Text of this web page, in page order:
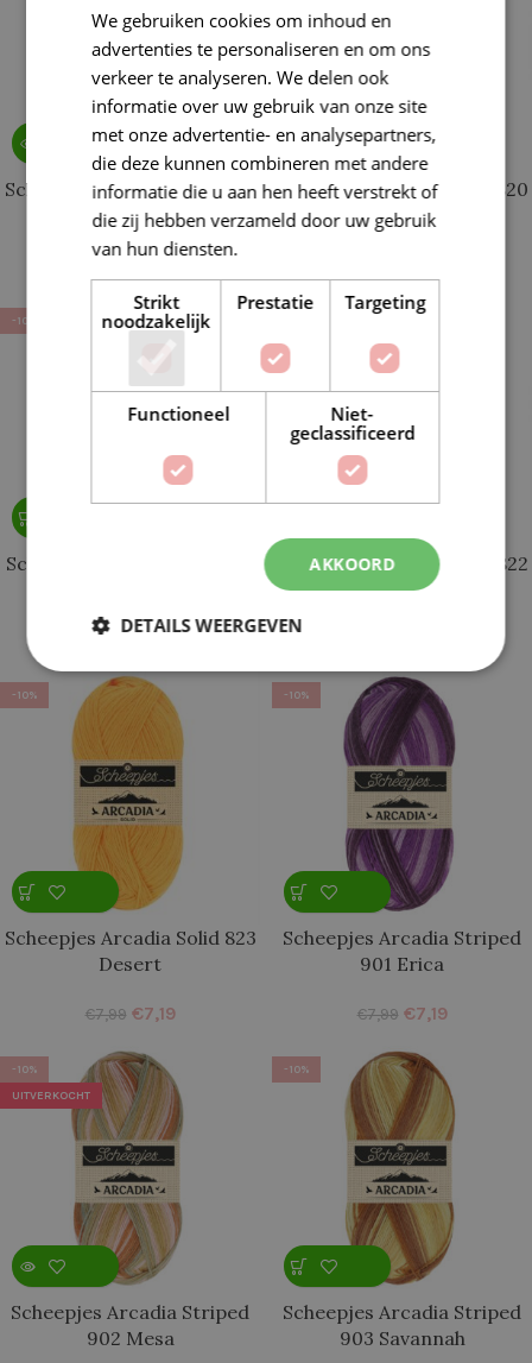
Scheepjes Arcadia Solid 819
Glacial Lake
Scheepjes Arcadia Solid 820
Blueberry
-10%
Scheepjes Arcadia Solid 821
7,99 €7,19
Scheepjes Arcadia Solid 822
Sunflower
-10%
Scheepjes Arcadia Solid 823
Desert
€7,99 €7,19
-10%
Scheepjes Arcadia Striped
901 Erica
€7,99 €7,19
-10%
UITVERKOCHT
Scheepjes Arcadia Striped
902 Mesa
-10%
Scheepjes Arcadia Striped
903 Savannah
We gebruiken cookies om inhoud en
advertenties te personaliseren en om ons
verkeer te analyseren. We delen ook
informatie over uw gebruik van onze site
met onze advertentie- en analysepartners,
die deze kunnen combineren met andere
informatie die u aan hen heeft verstrekt of
die zij hebben verzameld door uw gebruik
van hun diensten.
Strikt
noodzakelijk
Prestatie Targeting
Functioneel
Niet-
geclassificeerd
AKKOORD
DETAILS WEERGEVEN